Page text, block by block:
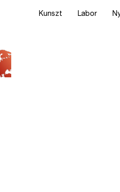
Kunszt Labor